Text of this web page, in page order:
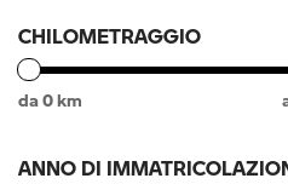
CHILOMETRAGGIO
da0km
ANNO DI